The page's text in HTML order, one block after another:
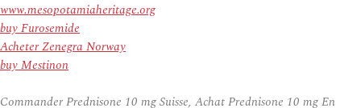
www.mesopotamiaheritage.org
buy Furosemide
Acheter Zenegra Norway
buy Mestinon
Commander Prednisone 10 mg Suisse, Achat Prednisone 10 mg En